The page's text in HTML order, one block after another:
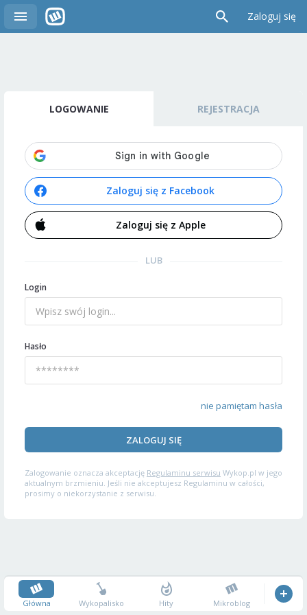
Zaloguj się
LOGOWANIE REJESTRACJA
Zaloguj się z Facebook
Zaloguj się z Apple
LUB
Login
Hasło
nie pamiętam hasła
ZALOGUJ SIĘ
Zalogowanie oznacza akceptację Regulaminu serwisu Wykop.pl w jego
aktualnym brzmieniu. Jeśli nie akceptujesz Regulaminu w całości,
prosimy o niekorzystanie z serwisu.
Główna Wykopalisko Hity Mikroblog